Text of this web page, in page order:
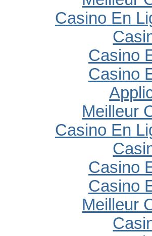
Casino En
Casino
Casino
Meilleur
Casino En
Casino
Casino
Meilleur